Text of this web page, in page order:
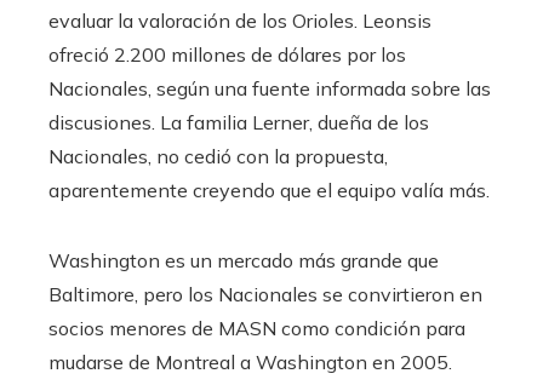
evaluar la valoración de los Orioles. Leonsis
ofreció 2.200 millones de dólares por los
Nacionales, según una fuente informada sobre las
discusiones. La familia Lerner, dueña de los
Nacionales, no cedió con la propuesta,
aparentemente creyendo que el equipo valía más.
Washington es un mercado más grande que
Baltimore, pero los Nacionales se convirtieron en
socios menores de MASN como condición para
mudarse de Montreal a Washington en 2005.